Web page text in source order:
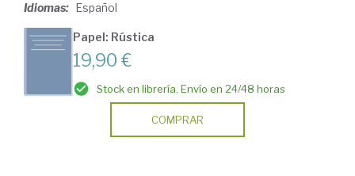
Idiomas: Español
Papel: Rústica
19,90 €
Stock en librería. Envío en 24/48 horas
COMPRAR